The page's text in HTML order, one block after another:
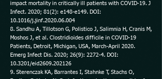
impact mortality in critically ill patients with COVID-19. J
Infect. 2020; 81(2): e148-e149. DOI:
10.1016/j.jinf.2020.06.004
8. Sandhu A, Tillotson G, Polistico J, Salimnia H, Cranis M,
Moshos J, et al. Clostridioides difficile in COVID-19
Patients, Detroit, Michigan, USA, March-April 2020.
Emerg Infect Dis. 2020; 26(9): 2272-4. DOI:
10.3201/eid2609.202126
9. Sterenczak KA, Barrantes I, Stahnke T, Stachs O,